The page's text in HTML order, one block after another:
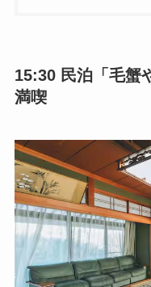
15:30 民泊「毛蟹
満喫